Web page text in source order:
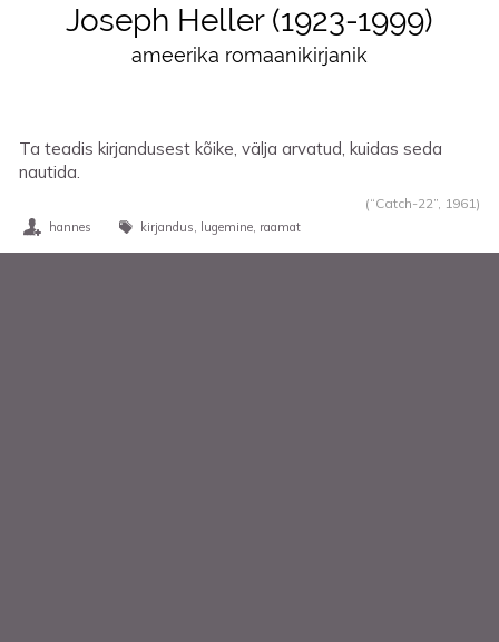
Joseph Heller 1923-1999
ameerika romaanikirjanik
Ta teadis kirjandusest kõike, välja arvatud, kuidas seda
nautida.
(“Catch-22”, 1961 )
hannes kirjandus lugemine raamat